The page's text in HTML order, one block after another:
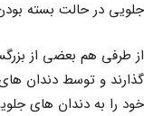
جلویی در حالت بسته
از طرفی هم بعضی از
گذارند و توسط دندان
خود را به دندان های